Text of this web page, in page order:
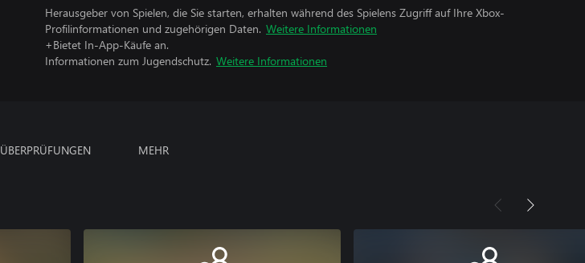
Herausgeber von Spielen, die Sie starten, erhalten während des Spielens Zugriff auf Ihre Xbox-
Profilinformationen und zugehörigen Daten. Weitere Informationen
+Bietet In-App-Käufe an.
Informationen zum Jugendschutz. Weitere Informationen
ÜBERPRÜFUNGEN MEHR